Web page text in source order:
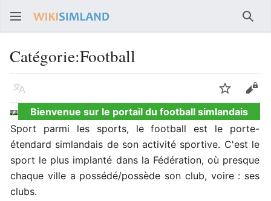
Catégorie:Football
Langue Suivre
Bienvenue sur le portail du football simlandais
Sport parmi les sports, le football est le porte-
étendard simlandais de son activité sportive. C'est le
sport le plus implanté dans la Fédération, où presque
chaque ville a possédé/possède son club, voire : ses
clubs.